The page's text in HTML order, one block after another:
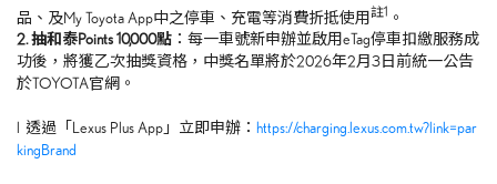
品、及My Toyota App中之停車、充電等消費折抵使用註1 。
2. 抽和泰Points 10,000點 ：每一車號新申辦並啟用eTag停車扣繳服務成
功後，將獲乙次抽獎資格，中獎名單將於2026年2月3日前統一公告
於TOYOTA官網。
l 透過「Lexus Plus App」立即申辦： https://charging.lexus.com.tw?link=par
kingBrand